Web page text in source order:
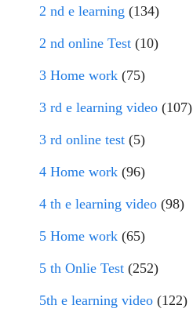
2 nd e learning (134)
2 nd online Test (10)
3 Home work (75)
3 rd e learning video (107)
3 rd online test (5)
4 Home work (96)
4 th e learning video (98)
5 Home work (65)
5 th Onlie Test (252)
5th e learning video (122)